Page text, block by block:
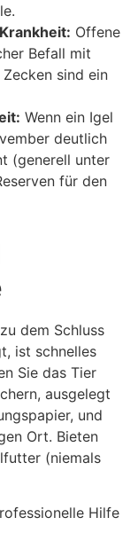
Offene
Befall mit
sind ein
Wenn ein Igel
deutlich
(generell unter
für den
dem Schluss
ist schnelles
Sie das Tier
ausgelegt
und
Ort. Bieten
(niemals
Hilfe